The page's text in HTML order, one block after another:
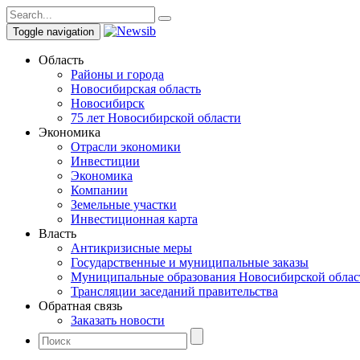
Toggle navigation
Область
Районы и города
Новосибирская область
Новосибирск
75 лет Новосибирской области
Экономика
Отрасли экономики
Инвестиции
Экономика
Компании
Земельные участки
Инвестиционная карта
Власть
Антикризисные меры
Государственные и муниципальные заказы
Муниципальные образования Новосибирской
Трансляции заседаний правительства
Обратная связь
Заказать новости